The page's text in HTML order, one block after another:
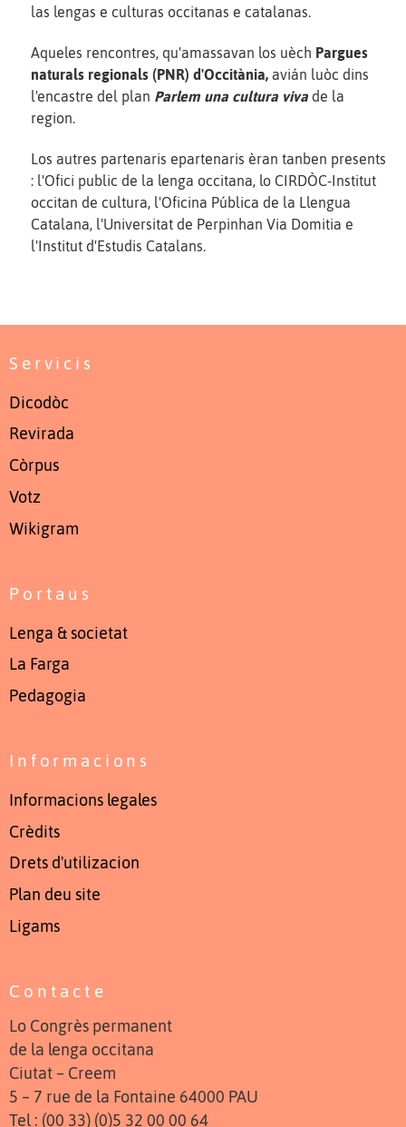
las lengas e culturas occitanas e catalanas.
Aqueles rencontres, qu'amassavan los uèch Pargues
naturals regionals (PNR) d'Occitània, avián luòc dins
l'encastre del plan Parlem una cultura vivade la
region.
Los autres partenaris epartenaris èran tanben presents
: l'Ofici public de la lenga occitana, lo CIRDÒC-Institut
occitan de cultura, l'Oficina Pública de la Llengua
Catalana, l'Universitat de Perpinhan Via Domitia e
l'Institut d'Estudis Catalans.
Servicis
Dicodòc
Revirada
Còrpus
Votz
Wikigram
Portaus
Lenga & societat
La Farga
Pedagogia
Informacions
Informacions legales
Crèdits
Drets d'utilizacion
Plan deu site
Ligams
Contacte
Lo Congrès permanent
de la lenga occitana
Ciutat – Creem
5 – 7 rue de la Fontaine 64000 PAU
Tel : (00 33) (0)5 32 00 00 64